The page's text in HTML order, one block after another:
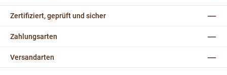
Zertifiziert, geprüft und sicher
Zahlungsarten
Versandarten